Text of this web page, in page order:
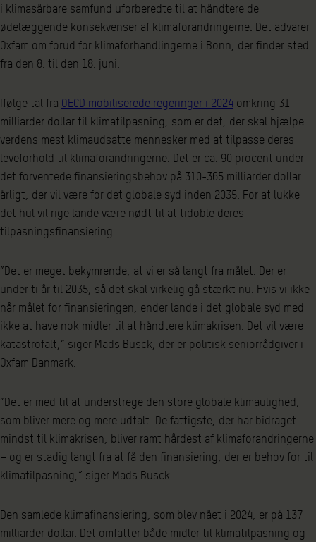
i klimasårbare samfund uforberedte til at håndtere de
ødelæggende konsekvenser af klimaforandringerne. Det advarer
Oxfam om forud for klimaforhandlingerne i Bonn, der finder sted
fra den 8. til den 18. juni.
Ifølge tal fra OECD mobiliserede regeringer i 2024 omkring 31
milliarder dollar til klimatilpasning, som er det, der skal hjælpe
verdens mest klimaudsatte mennesker med at tilpasse deres
leveforhold til klimaforandringerne. Det er ca. 90 procent under
det forventede finansieringsbehov på 310-365 milliarder dollar
årligt, der vil være for det globale syd inden 2035. For at lukke
det hul vil rige lande være nødt til at tidoble deres
tilpasningsfinansiering.
”Det er meget bekymrende, at vi er så langt fra målet. Der er
under ti år til 2035, så det skal virkelig gå stærkt nu. Hvis vi ikke
når målet for finansieringen, ender lande i det globale syd med
ikke at have nok midler til at håndtere klimakrisen. Det vil være
katastrofalt,” siger Mads Busck, der er politisk seniorrådgiver i
Oxfam Danmark.
”Det er med til at understrege den store globale klimaulighed,
som bliver mere og mere udtalt. De fattigste, der har bidraget
mindst til klimakrisen, bliver ramt hårdest af klimaforandringerne
– og er stadig langt fra at få den finansiering, der er behov for til
klimatilpasning,” siger Mads Busck.
Den samlede klimafinansiering, som blev nået i 2024, er på 137
milliarder dollar. Det omfatter både midler til klimatilpasning og